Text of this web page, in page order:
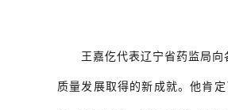
王嘉仡代表辽宁省药监局
质量发展取得的新成就。他肯